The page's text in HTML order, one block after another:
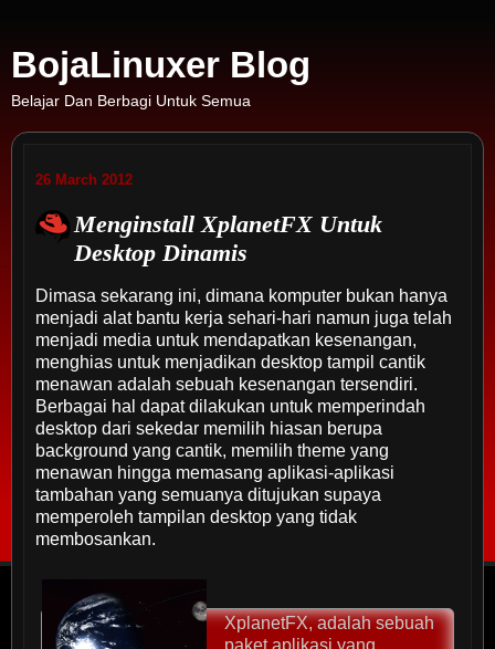
BojaLinuxer Blog
Belajar Dan Berbagi Untuk Semua
26 March 2012
Menginstall XplanetFX Untuk
Desktop Dinamis
Dimasa sekarang ini, dimana komputer bukan hanya
menjadi alat bantu kerja sehari-hari namun juga telah
menjadi media untuk mendapatkan kesenangan,
menghias untuk menjadikan desktop tampil cantik
menawan adalah sebuah kesenangan tersendiri.
Berbagai hal dapat dilakukan untuk memperindah
desktop dari sekedar memilih hiasan berupa
background yang cantik, memilih theme yang
menawan hingga memasang aplikasi-aplikasi
tambahan yang semuanya ditujukan supaya
memperoleh tampilan desktop yang tidak
membosankan.
XplanetFX, adalah sebuah
paket aplikasi yang